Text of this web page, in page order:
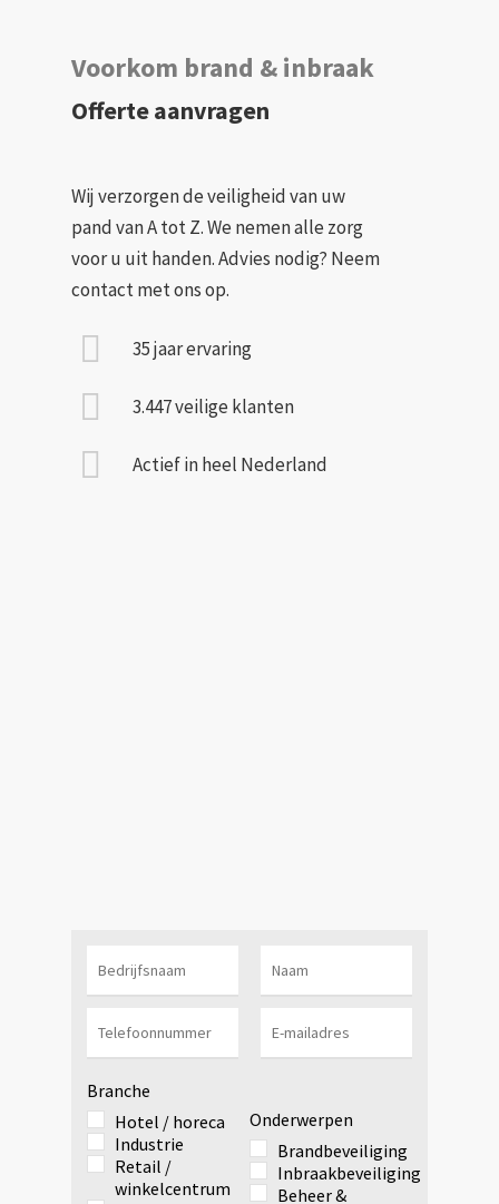
Voorkom brand & inbraak
Offerte aanvragen
Wij verzorgen de veiligheid van uw
pand van A tot Z. We nemen alle zorg
voor u uit handen. Advies nodig? Neem
contact met ons op.
35 jaar ervaring
3.447 veilige klanten
Actief in heel Nederland
Branche
Hotel / horeca
Industrie
Retail /
winkelcentrum
Onderwerpen
Brandbeveiliging
Inbraakbeveiliging
Beheer &